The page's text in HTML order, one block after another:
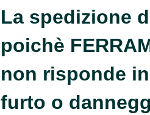
La spedizione
poichè
non risponde
furto o